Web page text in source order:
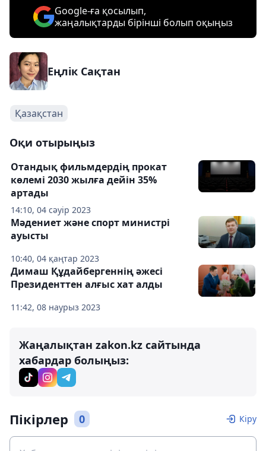
Google-ға қосылып,
жаңалықтарды бірінші болып оқыңыз
Еңлік Сақтан
Қазақстан
Оқи отырыңыз
14:10, 04 сәуір 2023
Отандық фильмдердің прокат
көлемі 2030 жылға дейін 35%
артады
10:40, 04 қаңтар 2023
Мәдениет және спорт министрі
ауысты
11:42, 08 наурыз 2023
Димаш Құдайбергеннің әжесі
Президенттен алғыс хат алды
Жаңалықтан zakon.kz сайтында
хабардар болыңыз:
Пікірлер 0 Кіру